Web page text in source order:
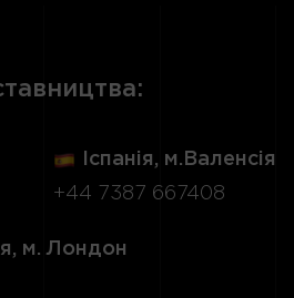
Іспанія, м.Валенсія
+44 7387 667408
м. Лондон